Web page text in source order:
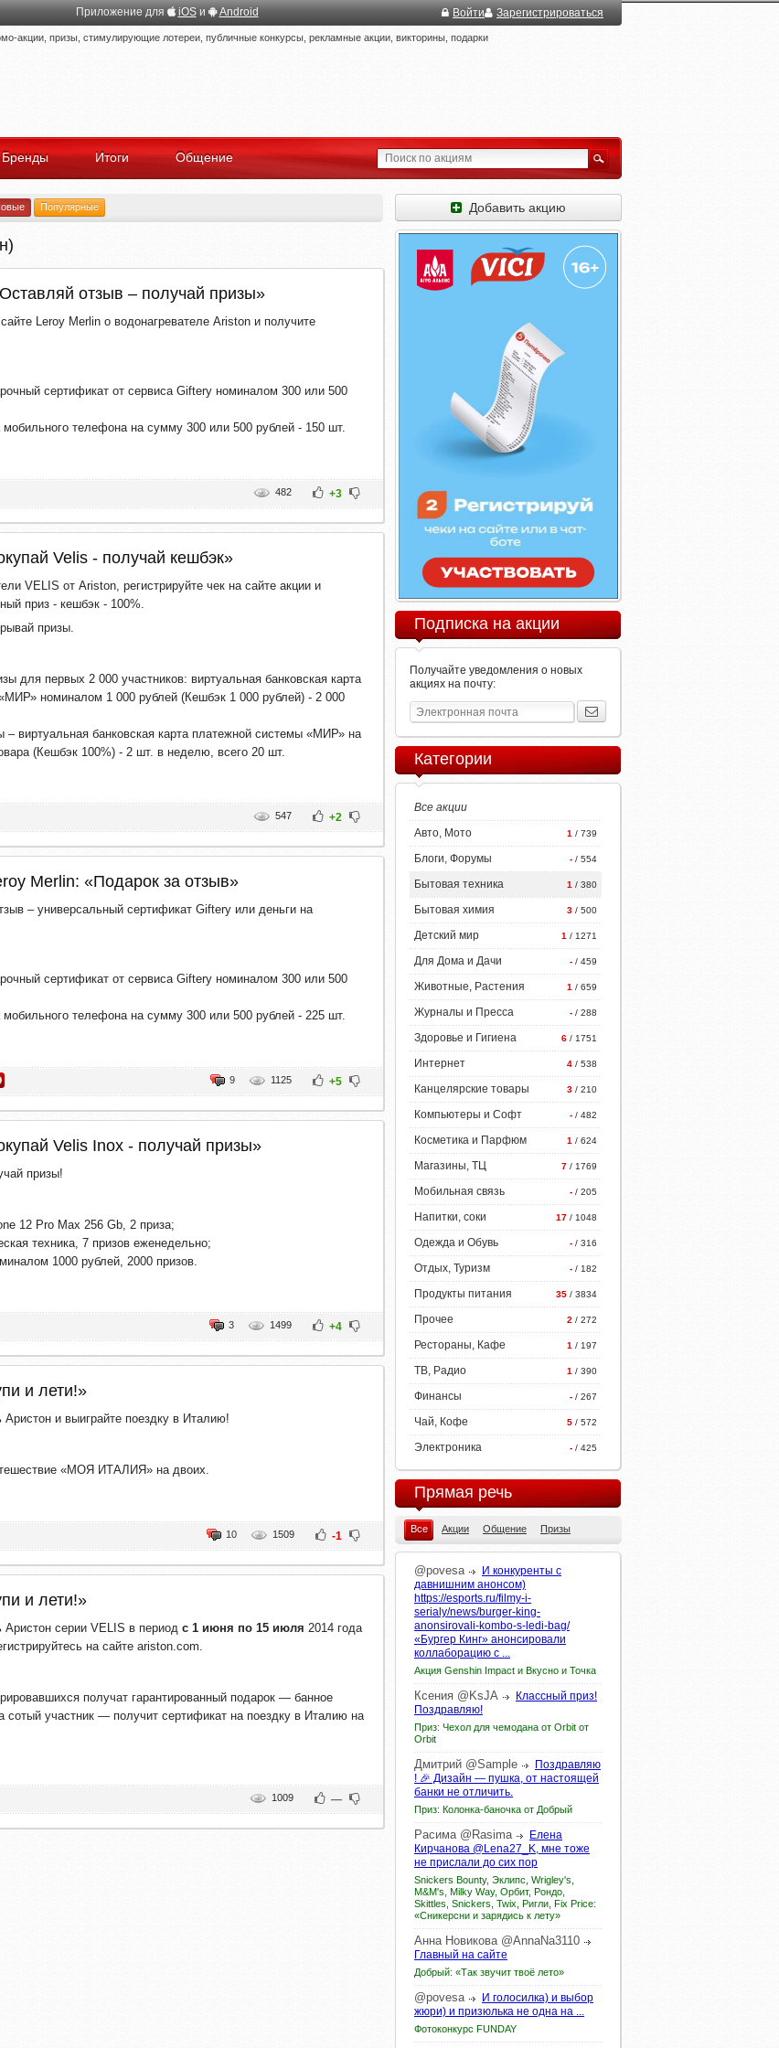
Приложение для iOSи Android Войти Зарегистрироваться
акции, призы, стимулирующие лотереи, публичные конкурсы, рекламные акции, викторины, подарки
Бренды Итоги Общение
Популярные
отзыв – получай призы»
Leroy Merlin о водонагревателе Ariston и получите
сертификат от сервиса Giftery номиналом 300 или 500
мобильного телефона на сумму 300 или 500 рублей - 150 шт.
+3
482
Velis - получай кешбэк»
VELIS от Ariston, регистрируйте чек на сайте акции и
приз - кешбэк - 100%.
призы.
для первых 2 000 участников: виртуальная банковская карта
номиналом 1 000 рублей (Кешбэк 1 000 рублей) - 2 000
виртуальная банковская карта платежной системы «МИР» на
(Кешбэк 100%) - 2 шт. в неделю, всего 20 шт.
+2
547
Merlin: «Подарок за отзыв»
– универсальный сертификат Giftery или деньги на
сертификат от сервиса Giftery номиналом 300 или 500
мобильного телефона на сумму 300 или 500 рублей - 225 шт.
+5
1125
9
Velis Inox - получай призы»
призы!
12 Pro Max 256 Gb, 2 приза;
техника, 7 призов еженедельно;
1000 рублей, 2000 призов.
+4
1499
3
и лети!»
Аристон и выиграйте поездку в Италию!
«МОЯ ИТАЛИЯ» на двоих.
-1
1509
10
и лети!»
Аристон серии VELIS в период с 1 июня по 15 июля 2014 года
на сайте ariston.com.
получат гарантированный подарок — банное
сотый участник — получит сертификат на поездку в Италию на
—
1009
Добавить акцию
Подписка на акции
Получайте уведомления о новых
акциях на почту:
Категории
Все акции
1 / 739
Авто, Мото
- / 554
Блоги, Форумы
1 / 380
Бытовая техника
3 / 500
Бытовая химия
1 / 1271
Детский мир
- / 459
Для Дома и Дачи
1 / 659
Животные, Растения
- / 288
Журналы и Пресса
6 / 1751
Здоровье и Гигиена
4 / 538
Интернет
3 / 210
Канцелярские товары
- / 482
Компьютеры и Софт
1 / 624
Косметика и Парфюм
7 / 1769
Магазины, ТЦ
- / 205
Мобильная связь
17 / 1048
Напитки, соки
- / 316
Одежда и Обувь
- / 182
Отдых, Туризм
35 / 3834
Продукты питания
2 / 272
Прочее
1 / 197
Рестораны, Кафе
1 / 390
ТВ, Радио
- / 267
Финансы
5 / 572
Чай, Кофе
- / 425
Электроника
Прямая речь
Все Акции Общение Призы
@povesa
И конкуренты с
давнишним анонсом)
https://esports.ru/filmy-i-
serialy/news/burger-king-
anonsirovali-kombo-s-ledi-bag/
«Бургер Кинг» анонсировали
коллаборацию с ...
Акция Genshin Impact и Вкусно и Точка
Ксения @KsJA
Классный приз!
Поздравляю!
Приз: Чехол для чемодана от Orbit от
Orbit
Дмитрий @Sample
Поздравляю
! 🎉 Дизайн — пушка, от настоящей
банки не отличить.
Приз: Колонка-баночка от Добрый
Расима @Rasima
Елена
Кирчанова @Lena27_K, мне тоже
не прислали до сих пор
Snickers Bounty, Эклипс, Wrigley's,
M&M's, Milky Way, Орбит, Рондо,
Skittles, Snickers, Twix, Ригли, Fix Price:
«Сникерсни и зарядись к лету»
Анна Новикова @AnnaNa3110
Главный на сайте
Добрый: «Так звучит твоё лето»
@povesa
И голосилка) и выбор
жюри) и призюлька не одна на ...
Фотоконкурс FUNDAY